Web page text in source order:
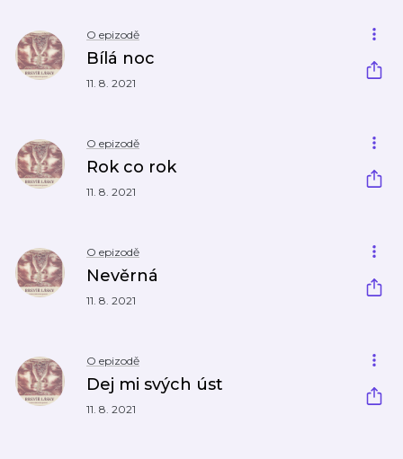
O epizodě
Bílá noc
11. 8. 2021
O epizodě
Rok co rok
11. 8. 2021
O epizodě
Nevěrná
11. 8. 2021
O epizodě
Dej mi svých úst
11. 8. 2021